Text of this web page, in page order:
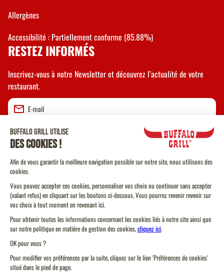
Allergènes
Accessibilité : Partiellement conforme (85.88%)
RESTEZ INFORMÉS
Inscrivez-vous à notre Newsletter et découvrez l’actualité de votre
restaurant.
Valider
CGU
CGV Vente à emporter
CGU Programme de Fidélité
Politique Cookies
Protection des données personnelles
Plan du site
Fougères